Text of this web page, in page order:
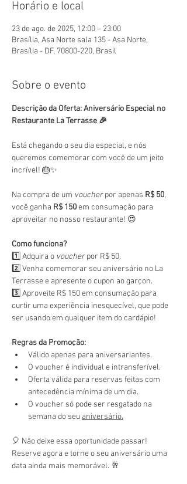
Horário e local
23 de ago. de 2025, 12:00 – 23:00
Brasília, Asa Norte sala 135 - Asa Norte,
Brasília - DF, 70800-220, Brasil
Sobre o evento
Descrição da Oferta: Aniversário Especial no
Restaurante La Terrasse 🎉
Está chegando o seu dia especial, e nós
queremos comemorar com você de um jeito
incrível! 🎂✨
Na compra de um voucher por apenas R$ 50,
você ganha R$ 150 em consumação para
aproveitar no nosso restaurante! 😍
Como funciona?
1️⃣ Adquira o voucher por R$ 50.
2️⃣ Venha comemorar seu aniversário no La
Terrasse e apresente o cupon ao garçon.
3️⃣ Aproveite R$ 150 em consumação para
curtir uma experiência inesquecível, que pode
ser usando em qualquer item do cardápio!
Regras da Promoção:
Válido apenas para aniversariantes.
O voucher é individual e intransferível.
Oferta válida para reservas feitas com
antecedência mínima de um dia.
O voucher só pode ser resgatado na
semana do seu aniversário.
🎈 Não deixe essa oportunidade passar!
Reserve agora e torne o seu aniversário uma
data ainda mais memorável. 🥂